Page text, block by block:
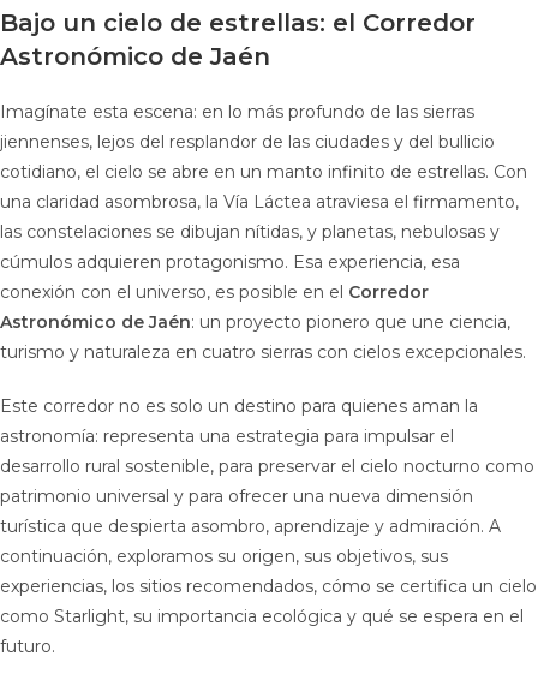
Bajo un cielo de estrellas: el Corredor
Astronómico de Jaén
Imagínate esta escena: en lo más profundo de las sierras
jiennenses, lejos del resplandor de las ciudades y del bullicio
cotidiano, el cielo se abre en un manto infinito de estrellas. Con
una claridad asombrosa, la Vía Láctea atraviesa el firmamento,
las constelaciones se dibujan nítidas, y planetas, nebulosas y
cúmulos adquieren protagonismo. Esa experiencia, esa
conexión con el universo, es posible en el Corredor
Astronómico de Jaén: un proyecto pionero que une ciencia,
turismo y naturaleza en cuatro sierras con cielos excepcionales.
Este corredor no es solo un destino para quienes aman la
astronomía: representa una estrategia para impulsar el
desarrollo rural sostenible, para preservar el cielo nocturno como
patrimonio universal y para ofrecer una nueva dimensión
turística que despierta asombro, aprendizaje y admiración. A
continuación, exploramos su origen, sus objetivos, sus
experiencias, los sitios recomendados, cómo se certifica un cielo
como Starlight, su importancia ecológica y qué se espera en el
futuro.